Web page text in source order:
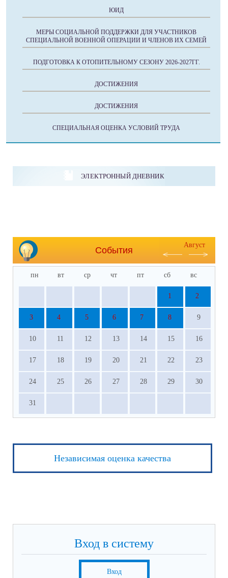
ЮИД
МЕРЫ СОЦИАЛЬНОЙ ПОДДЕРЖКИ ДЛЯ УЧАСТНИКОВ
СПЕЦИАЛЬНОЙ ВОЕННОЙ ОПЕРАЦИИ И ЧЛЕНОВ ИХ СЕМЕЙ
ПОДГОТОВКА К ОТОПИТЕЛЬНОМУ СЕЗОНУ 2026-2027ГГ.
ДОСТИЖЕНИЯ
ДОСТИЖЕНИЯ
СПЕЦИАЛЬНАЯ ОЦЕНКА УСЛОВИЙ ТРУДА
ЭЛЕКТРОННЫЙ ДНЕВНИК
События
Август
пн вт ср чт пт сб вс
1 2
3 4 5 6 7 8 9
10 11 12 13 14 15 16
17 18 19 20 21 22 23
24 25 26 27 28 29 30
31
Независимая оценка качества
Вход в систему
Вход